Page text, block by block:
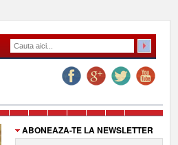
ABONEAZA-TE LA NEWSLETTER